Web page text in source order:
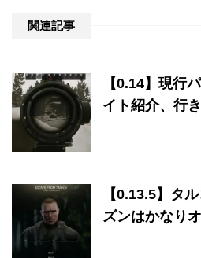
関連記事
【0.14】現行
イト紹介、行
【0.13.5】タ
ズンはかなり